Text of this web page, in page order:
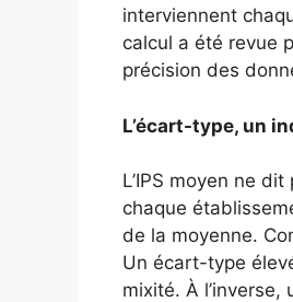
interviennent
calcul a été revue
précision des
L’écart-type, un
L’IPS moyen ne
chaque
de la moyenne.
Un écart-type
mixité. À